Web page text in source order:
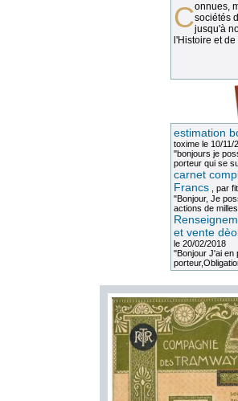
Connues, méconnues, ou inconnues, lessociétés
jusqu'à
l'Histoire et
estimation
toximele 10/11/
"bonjours je
porteur qui se
carnet
Francs, par
"Bonjour, Je
actions de
et vente
le 20/02/2018
"Bonjour J'ai en